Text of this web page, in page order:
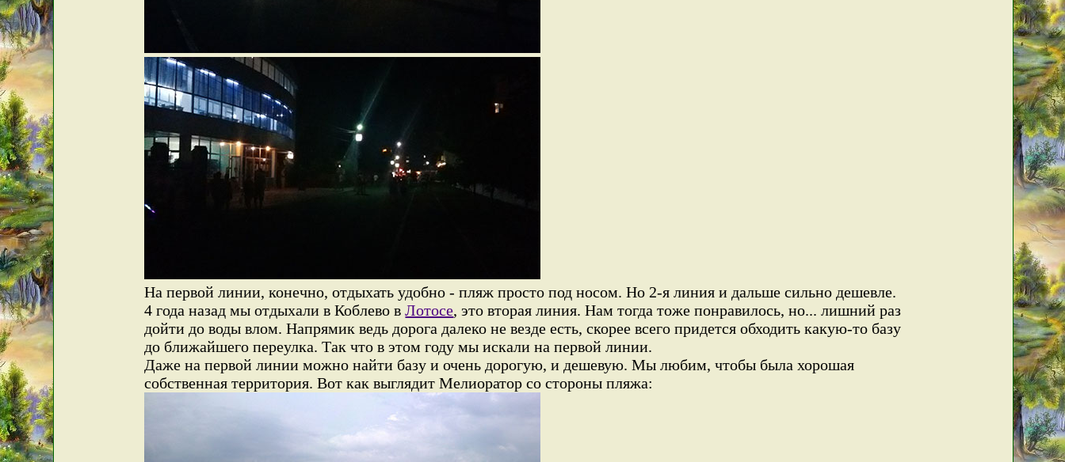
На первой линии, конечно, отдыхать удобно - пляж просто под носом. Но 2-я линия и дальше сильно дешевле.
4 года назад мы отдыхали в Коблево вЛотосе, это вторая линия. Нам тогда тоже понравилось, но... лишний раз
дойти до воды влом. Напрямик ведь дорога далеко не везде есть, скорее всего придется обходить какую-то базу
до ближайшего переулка. Так что в этом году мы искали на первой линии.
Даже на первой линии можно найти базу и очень дорогую, и дешевую. Мы любим, чтобы была хорошая
собственная территория. Вот как выглядит Мелиоратор со стороны пляжа: